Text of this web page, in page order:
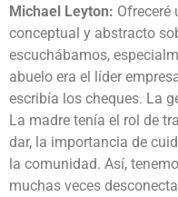
Michael Leyton: Ofreceré
conceptual y abstracto
escuchábamos,
abuelo era el líder
escribía los cheques. La
La madre tenía el rol de
dar, la importancia de
la comunidad. Así,
muchas veces